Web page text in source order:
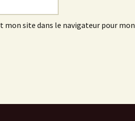
site dans le navigateur pour mon